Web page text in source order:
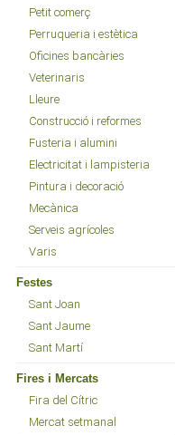
Petit comerç
Perruqueria i estètica
Oficines bancàries
Veterinaris
Lleure
Construcció i reformes
Fusteria i alumini
Electricitat i lampisteria
Pintura i decoració
Mecànica
Serveis agrícoles
Varis
Festes
Sant Joan
Sant Jaume
Sant Martí
Fires i Mercats
Fira del Cítric
Mercat setmanal